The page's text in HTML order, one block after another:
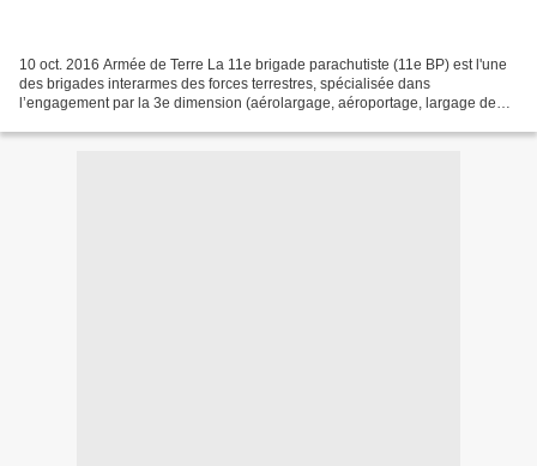
10 oct. 2016 Armée de Terre La 11e brigade parachutiste (11e BP) est l'une
des brigades interarmes des forces terrestres, spécialisée dans
l’engagement par la 3e dimension (aérolargage, aéroportage, largage de